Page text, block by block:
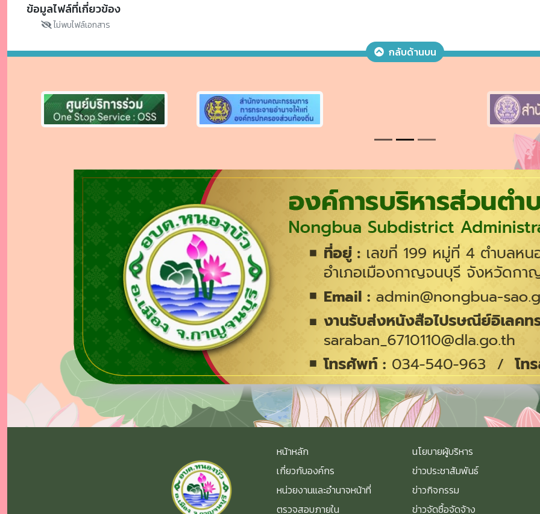
ข้อมูลไฟล์ที่เกี่ยวข้อง
ไม่พบไฟล์เอกสาร
กลับด้านบน
Previous
หน้าหลัก
เกี่ยวกับองค์กร
หน่วยงานและอำนาจหน้าที่
ตรวจสอบภายใน
นโยบายผู้บริหาร
ข่าวประชาสัมพันธ์
ข่าวกิจกรรม
ข่าวจัดซื้อจัดจ้าง